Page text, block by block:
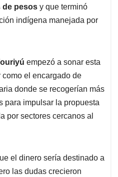
de pesos y que terminó
indígena manejada por
empezó a sonar esta
el encargado de
donde se recogerían más
para impulsar la propuesta
por sectores cercanos al
el dinero sería destinado a
las dudas crecieron